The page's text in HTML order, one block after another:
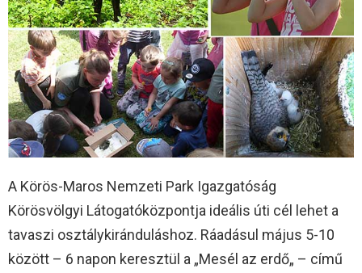
A Körös-Maros Nemzeti Park Igazgatóság
Körösvölgyi Látogatóközpontja ideális úti cél lehet a
tavaszi osztálykiránduláshoz. Ráadásul május 5-10
között – 6 napon keresztül a „Mesél az erdő„ – című